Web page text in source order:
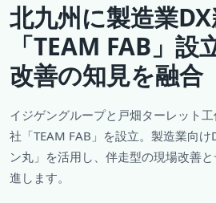
北九州に製造業
「TEAM FAB」
改善の知見を融合
イジゲングループと戸畑ターレット
社「TEAM FAB」を設立。製造業向
ン丸」を活用し、伴走型の現場改善
進します。